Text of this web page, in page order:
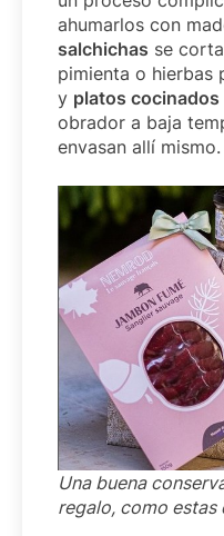
ahumarlos con
salchichas se
pimienta o hierbas
y platos cocinados
obrador a baja
envasan allí mismo.
Una buena
regalo, como estas